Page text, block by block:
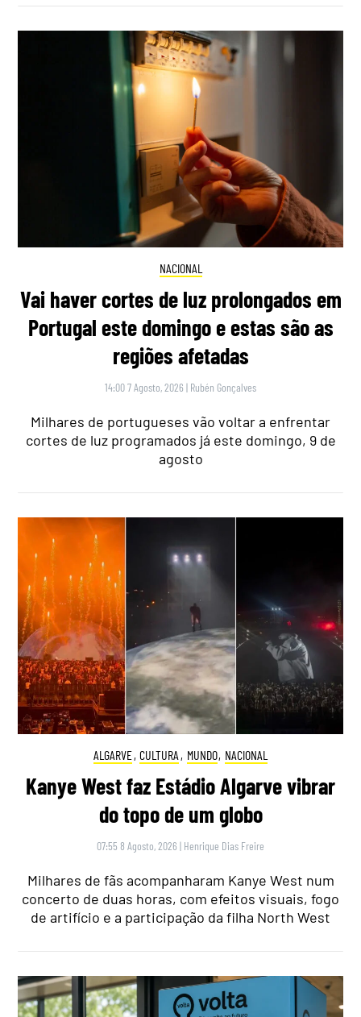
NACIONAL
Vai haver cortes de luz prolongados em
Portugal este domingo e estas são as
regiões afetadas
14:00 7 Agosto, 2026 | Rubén Gonçalves
Milhares de portugueses vão voltar a enfrentar
cortes de luz programados já este domingo, 9 de
agosto
ALGARVE, CULTURA , MUNDO, NACIONAL
Kanye West faz Estádio Algarve vibrar
do topo de um globo
07:55 8 Agosto, 2026 | Henrique Dias Freire
Milhares de fãs acompanharam Kanye West num
concerto de duas horas, com efeitos visuais, fogo
de artifício e a participação da filha North West